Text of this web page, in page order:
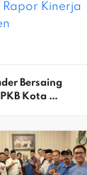
Bersaing
Kota